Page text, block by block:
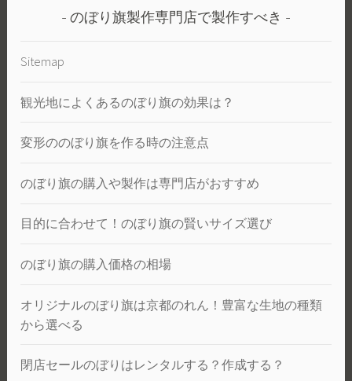
のぼり旗製作専門店で製作すべき
Sitemap
観光地によくあるのぼり旗の効果は？
変形ののぼり旗を作る時の注意点
のぼり旗の購入や製作は専門店がおすすめ
目的に合わせて！のぼり旗の賢いサイズ選び
のぼり旗の購入価格の相場
オリジナルのぼり旗は京都のれん！豊富な生地の種類
から選べる
閉店セールのぼりはレンタルする？作成する？